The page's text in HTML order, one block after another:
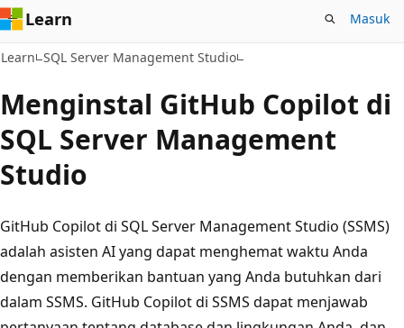
Learn Masuk
Learn SQL Server Management Studio
Menginstal GitHub Copilot di
SQL Server Management
Studio
GitHub Copilot di SQL Server Management Studio (SSMS)
adalah asisten AI yang dapat menghemat waktu Anda
dengan memberikan bantuan yang Anda butuhkan dari
dalam SSMS. GitHub Copilot di SSMS dapat menjawab